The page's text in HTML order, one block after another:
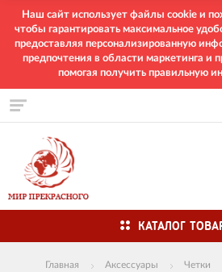
Наш сайт использует файлы cookie и
чтобы гарантировать максимальное
предоставляя персонализированную
предпочтения в области маркетинга и
помогая получить правильную
КАТАЛОГ
Главная Аксессуары Четки